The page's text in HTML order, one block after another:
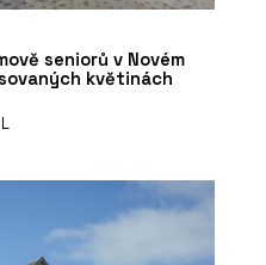
seniorů v Novém
květinách